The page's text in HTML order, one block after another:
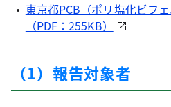
東京都PCB（ポリ塩化ビフ
（PDF：255KB）
（1）報告対象者